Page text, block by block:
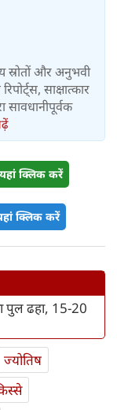
स्रोतों और अनुभवी
साक्षात्कार
सावधानीपूर्वक
क्लिक करें
क्लिक करें
पुल ढहा, 15-20
ज्योतिष